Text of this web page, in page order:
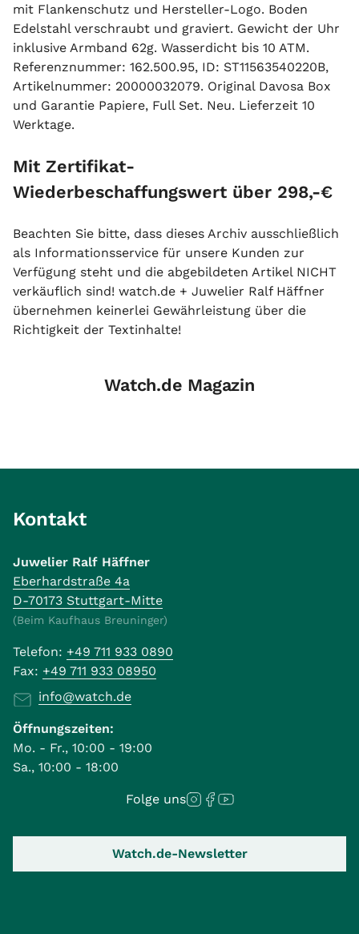
mit Flankenschutz und Hersteller-Logo. Boden
Edelstahl verschraubt und graviert. Gewicht der Uhr
inklusive Armband 62g. Wasserdicht bis 10 ATM.
Referenznummer: 162.500.95, ID: ST11563540220B,
Artikelnummer: 20000032079. Original Davosa Box
und Garantie Papiere, Full Set. Neu. Lieferzeit 10
Werktage.
Mit Zertifikat-
Wiederbeschaffungswert über 298,-€
Beachten Sie bitte, dass dieses Archiv ausschließlich
als Informationsservice für unsere Kunden zur
Verfügung steht und die abgebildeten Artikel NICHT
verkäuflich sind! watch.de + Juwelier Ralf Häffner
übernehmen keinerlei Gewährleistung über die
Richtigkeit der Textinhalte!
Watch.de Magazin
Kontakt
Juwelier Ralf Häffner
Eberhardstraße 4a
D-70173 Stuttgart-Mitte
(Beim Kaufhaus Breuninger)
Telefon: +49 711 933 0890
Fax: +49 711 933 08950
info@watch.de
Öffnungszeiten:
Mo. - Fr., 10:00 - 19:00
Sa., 10:00 - 18:00
Folge uns
Watch.de-Newsletter